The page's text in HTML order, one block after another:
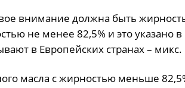
внимание должна быть
не менее 82,5% и это указано
в Европейских странах – микс.
масла с жирностью меньше